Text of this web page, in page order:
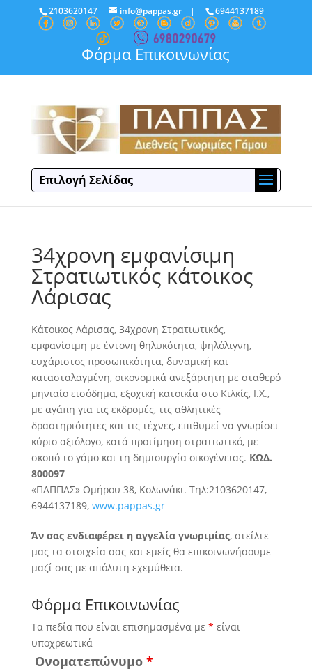
2103620147 info@pappas.gr| 6944137189
Φόρμα Επικοινωνίας
Επιλογή Σελίδας
34χρονη εμφανίσιμη
Στρατιωτικός κάτοικος
Λάρισας
Κάτοικος Λάρισας, 34χρονη Στρατιωτικός,
εμφανίσιμη με έντονη θηλυκότητα, ψηλόλιγνη,
ευχάριστος προσωπικότητα, δυναμική και
κατασταλαγμένη, οικονομικά ανεξάρτητη με σταθερό
μηνιαίο εισόδημα, εξοχική κατοικίαστο Κιλκίς, Ι.Χ.,
με αγάπη για τις εκδρομές, τις αθλητικές
δραστηριότητες και τις τέχνες, επιθυμεί να γνωρίσει
κύριο αξιόλογο, κατά προτίμηση στρατιωτικό, με
σκοπό το γάμο και τη δημιουργία οικογένειας. ΚΩΔ.
800097
«ΠΑΠΠΑΣ» Ομήρου 38, Κολωνάκι. Τηλ:2103620147,
6944137189, www.pappas.gr
Άν σας ενδιαφέρει η αγγελία γνωριμίας, στείλτε
μας τα στοιχεία σας και εμείς θα επικοινωνήσουμε
μαζί σας με απόλυτη εχεμύθεια.
Φόρμα Επικοινωνίας
Τα πεδία που είναι επισημασμένα με * είναι
υποχρεωτικά
Ονοματεπώνυμο *